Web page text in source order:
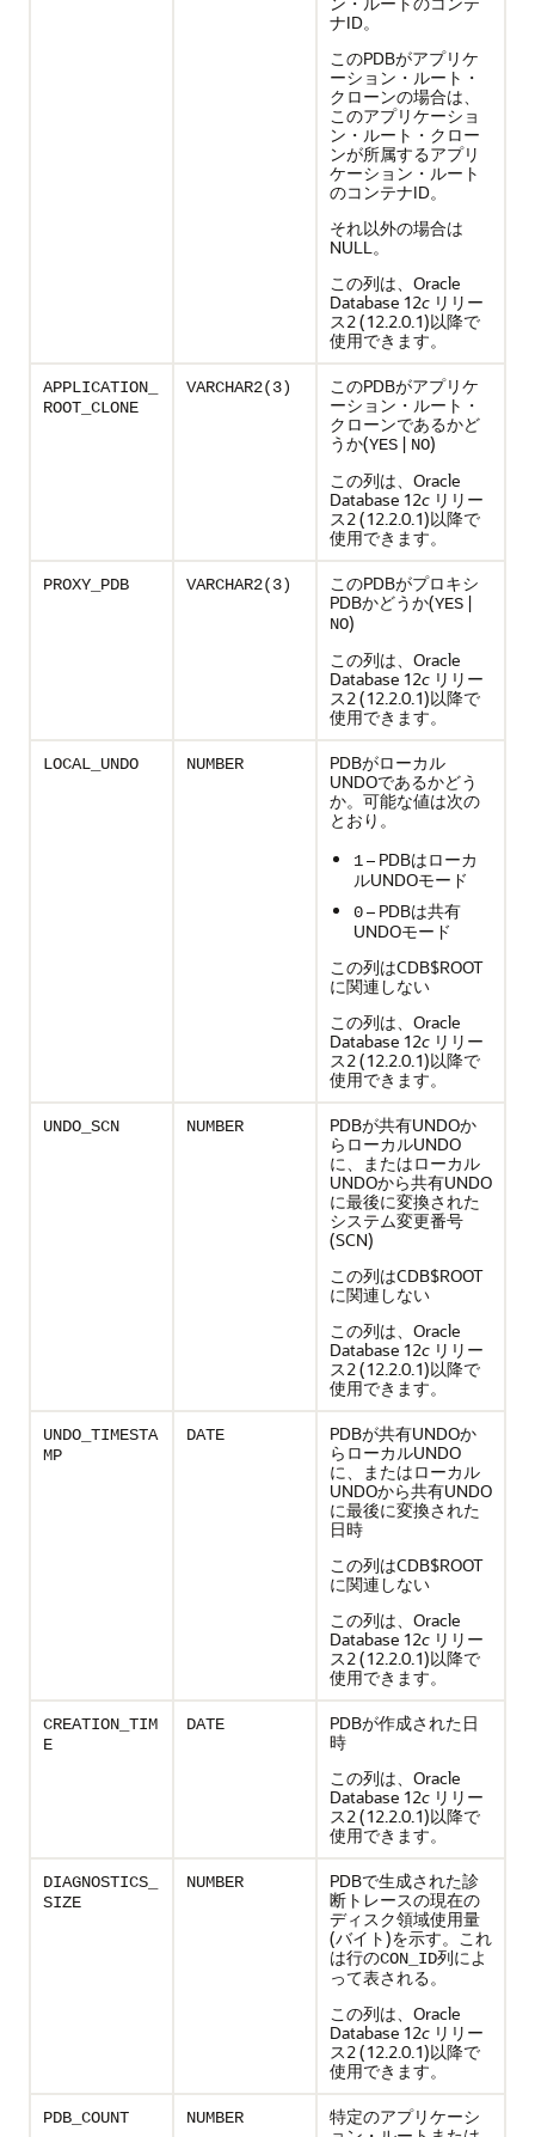
ナID。
このPDBがアプリケ
ーション・ルート・
クローンの場合は、
このアプリケーショ
ン・ルート・クロー
ンが所属するアプリ
ケーション・ルート
のコンテナID。
それ以外の場合は
NULL。
この列は、Oracle
Database 12c リリー
ス2 (12.2.0.1)以降で
使用できます。
APPLICATION_
ROOT_CLONE
VARCHAR2(3)
このPDBがアプリケ
ーション・ルート・
クローンであるかど
うか(YES | NO)
この列は、Oracle
Database 12c リリー
ス2 (12.2.0.1)以降で
使用できます。
PROXY_PDB VARCHAR2(3)
このPDBがプロキシ
PDBかどうか(YES |
NO)
この列は、Oracle
Database 12c リリー
ス2 (12.2.0.1)以降で
使用できます。
LOCAL_UNDO NUMBER
PDBがローカル
UNDOであるかどう
か。可能な値は次の
とおり。
1– PDBはローカ
ルUNDOモード
0– PDBは共有
UNDOモード
この列はCDB$ROOT
に関連しない
この列は、Oracle
Database 12c リリー
ス2 (12.2.0.1)以降で
使用できます。
UNDO_SCN NUMBER
PDBが共有UNDOか
らローカルUNDO
に、またはローカル
UNDOから共有UNDO
に最後に変換された
システム変更番号
(SCN)
この列はCDB$ROOT
に関連しない
この列は、Oracle
Database 12c リリー
ス2 (12.2.0.1)以降で
使用できます。
UNDO_TIMESTA
MP
DATE
PDBが共有UNDOか
らローカルUNDO
に、またはローカル
UNDOから共有UNDO
に最後に変換された
日時
この列はCDB$ROOT
に関連しない
この列は、Oracle
Database 12c リリー
ス2 (12.2.0.1)以降で
使用できます。
CREATION_TIM
E
DATE
PDBが作成された日
時
この列は、Oracle
Database 12c リリー
ス2 (12.2.0.1)以降で
使用できます。
DIAGNOSTICS_
SIZE
NUMBER
PDBで生成された診
断トレースの現在の
ディスク領域使用量
(バイト)を示す。これ
は行のCON_ID列によ
って表される。
この列は、Oracle
Database 12c リリー
ス2 (12.2.0.1)以降で
使用できます。
PDB_COUNT NUMBER
特定のアプリケーシ